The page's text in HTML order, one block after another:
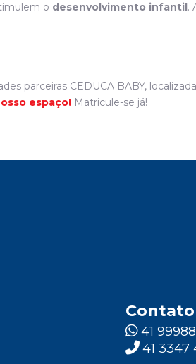
o desenvolvimento infantil.
parceiras CEDUCA BABY,
espaço! Matricule-se já!
Contato
41
41 3347